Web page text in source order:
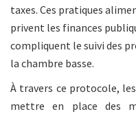
taxes. Ces pratiques
privent les finances
compliquent le suivi des
la chambre basse.
À travers ce protocole,
mettre en place des